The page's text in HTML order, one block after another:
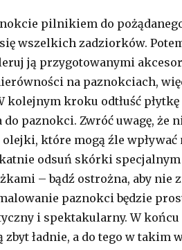
pilnikiem do
wszelkich zadziorków.
ją przygotowanymi
na paznokciach,
kolejnym kroku odtłuść
do paznokci. Zwróć uwagę, że
które mogą źle wpływać
odsuń skórki
– bądź ostrożna, aby nie
paznokci będzie
i spektakularny. W
ładnie, a do tego w takim